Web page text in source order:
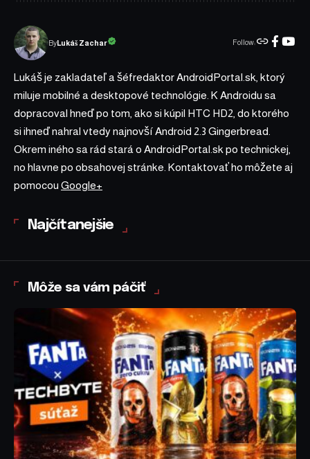
ByLukáš Zachar Follow:
Lukáš je zakladateľ a šéfredaktor AndroidPortal.sk, ktorý
miluje mobilné a desktopové technológie. K Androidu sa
dopracoval hneď po tom, ako si kúpil HTC HD2, do ktorého
si ihneď nahral vtedy najnovší Android 2.3 Gingerbread.
Okrem iného sa rád stará o AndroidPortal.sk po technickej,
no hlavne po obsahovej stránke. Kontaktovať ho môžete aj
pomocou Google+
Najčítanejšie
Môže sa vám páčiť